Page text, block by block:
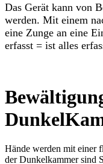
Das Gerät kann von
werden. Mit einem
eine Zunge an eine
erfasst = ist alles
Hände werden mit einer
der Dunkelkammer sind